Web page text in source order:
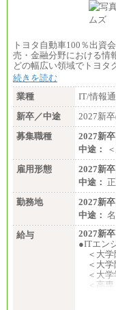
トヨタ自動車100％出資
売・金融分野における情
どの幅広い領域でトヨタ
続きを読む
業種
IT/情報
新卒／中途
2027新
募集職種
2027新卒
中途：
雇用形態
2027新卒
中途：
勤務地
2027新卒
中途：
給与
2027新卒
●ITエン
＜大学
＜大学
＜大学
＜高専